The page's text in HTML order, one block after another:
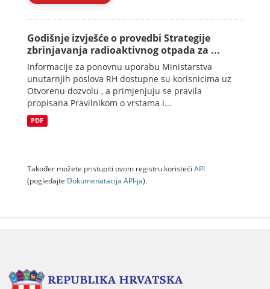
Godišnje izvješće o provedbi Strategije
zbrinjavanja radioaktivnog otpada za ...
Informacije za ponovnu uporabu Ministarstva
unutarnjih poslova RH dostupne su korisnicima uz
Otvorenu dozvolu , a primjenjuju se pravila
propisana Pravilnikom o vrstama i...
PDF
Također možete pristupiti ovom registru koristeći API
(pogledajte Dokumenаtаcijа API-jа).